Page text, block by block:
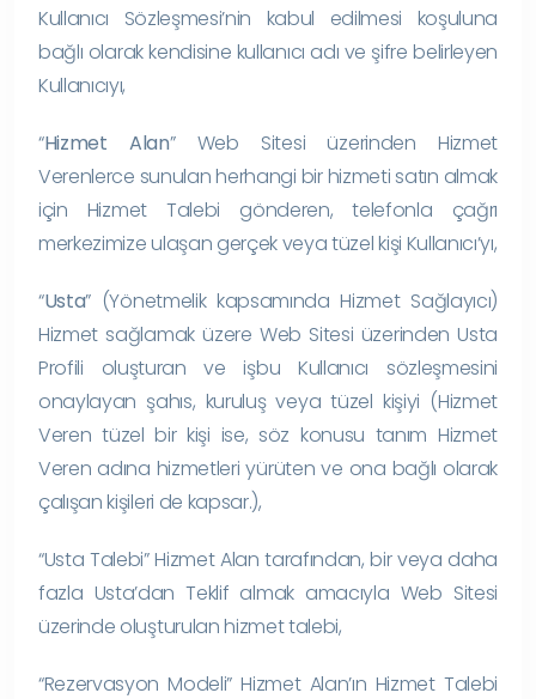
Kullanıcı Sözleşmesi’nin kabul edilmesi koşuluna
bağlı olarak kendisine kullanıcı adı ve şifre belirleyen
Kullanıcıyı,
“Hizmet Alan” Web Sitesi üzerinden Hizmet
Verenlerce sunulan herhangi bir hizmeti satın almak
için Hizmet Talebi gönderen, telefonla çağrı
merkezimize ulaşan gerçek veya tüzel kişi Kullanıcı’yı,
“Usta” (Yönetmelik kapsamında Hizmet Sağlayıcı)
Hizmet sağlamak üzere Web Sitesi üzerinden Usta
Profili oluşturan ve işbu Kullanıcı sözleşmesini
onaylayan şahıs, kuruluş veya tüzel kişiyi (Hizmet
Veren tüzel bir kişi ise, söz konusu tanım Hizmet
Veren adına hizmetleri yürüten ve ona bağlı olarak
çalışan kişileri de kapsar.),
“Usta Talebi” Hizmet Alan tarafından, bir veya daha
fazla Usta’dan Teklif almak amacıyla Web Sitesi
üzerinde oluşturulan hizmet talebi,
“Rezervasyon Modeli” Hizmet Alan’ın Hizmet Talebi